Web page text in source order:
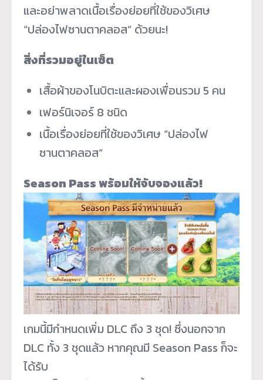
และอย่าพลาดเนื้อเรื่องย่อยที่ใช้ของวิเศษ
“ปล่องไฟซานตาคลอส” ด้วยนะ!
สิ่งที่รวมอยู่ในเซ็ต
เสื้อผ้าของโนบิตะและผองเพื่อนรวม 5 คน
เฟอร์นิเจอร์ 8 ชนิด
เนื้อเรื่องย่อยที่ใช้ของวิเศษ “ปล่องไฟ
ซานตาคลอส”
Season Pass พร้อมให้จับจองแล้ว!
เกมนี้มีกำหนดเพิ่ม DLC ถึง 3 ชุด! ซึ่งนอกจาก
DLC ทั้ง 3 ชุดแล้ว หากคุณมี Season Pass ก็จะ
ได้รับ